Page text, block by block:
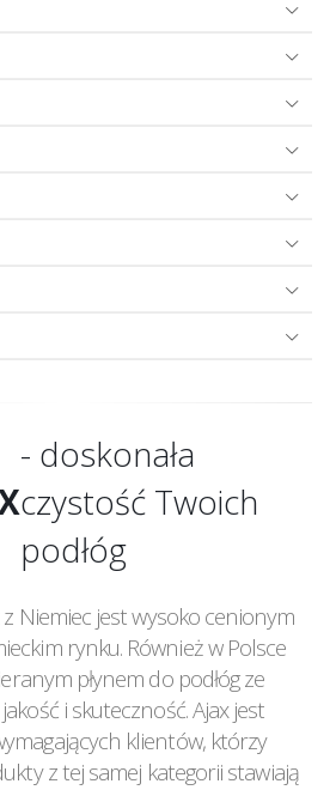
- doskonała
czystość Twoich
podłóg
z Niemiec jest wysoko cenionym
rynku. Również w Polsce
płynem do podłóg ze
i skuteczność. Ajax jest
klientów, którzy
z tej samej kategorii stawiają